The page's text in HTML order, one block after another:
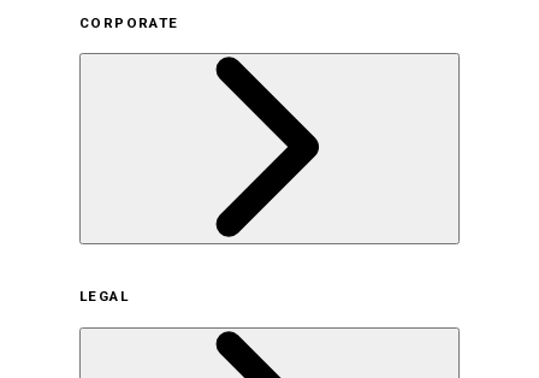
CORPORATE
サステナビリティの取り組み（日本）
サステナビリティの取り組み（米国/英語）
ヒストリー
LEGAL